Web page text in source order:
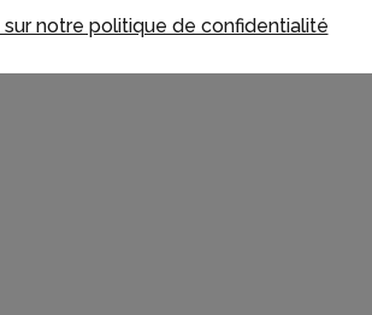
sur notre politique de confidentialité